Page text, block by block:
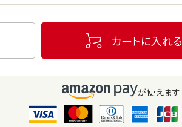
カートに入れる
が使えます